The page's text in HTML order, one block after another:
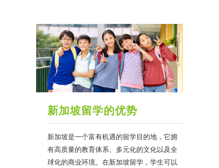
新加坡留学的优势
新加坡是一个富有机遇的留学目的地，它拥
有高质量的教育体系、多元化的文化以及全
球化的商业环境。在新加坡留学，学生可以